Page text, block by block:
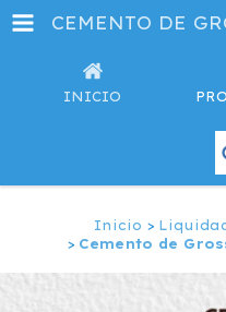
INICIO
Inicio >
> Cemento de